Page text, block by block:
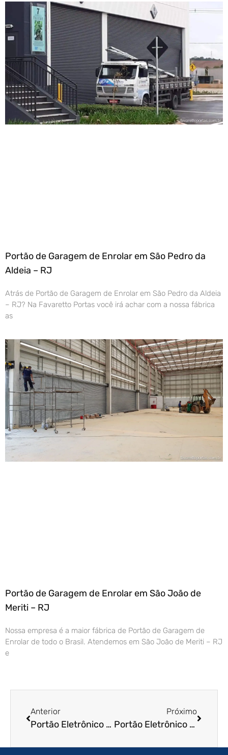
Portão de Garagem de Enrolar em São Pedro da
Aldeia – RJ
Atrás de Portão de Garagem de Enrolar em São Pedro da Aldeia
– RJ? Na Favaretto Portas você irá achar com a nossa fábrica
as
Portão de Garagem de Enrolar em São João de
Meriti – RJ
Nossa empresa é a maior fábrica de Portão de Garagem de
Enrolar de todo o Brasil. Atendemos em São João de Meriti – RJ
e
Anterior
Portão Eletrônico de Enrolar em Bertioga – SP
Próximo
Portão Eletrônico de Enrolar em Caçapava – SP